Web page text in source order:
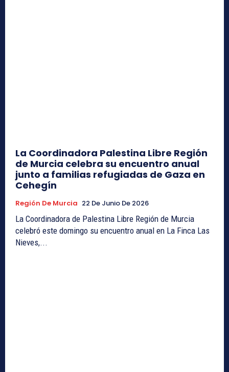
La Coordinadora Palestina Libre Región
de Murcia celebra su encuentro anual
junto a familias refugiadas de Gaza en
Cehegín
Región De Murcia 22 De Junio De 2026
La Coordinadora de Palestina Libre Región de Murcia
celebró este domingo su encuentro anual en La Finca Las
Nieves,...